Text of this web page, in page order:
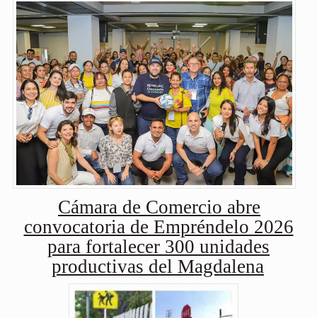
Cámara de Comercio abre
convocatoria de Empréndelo 2026
para fortalecer 300 unidades
productivas del Magdalena